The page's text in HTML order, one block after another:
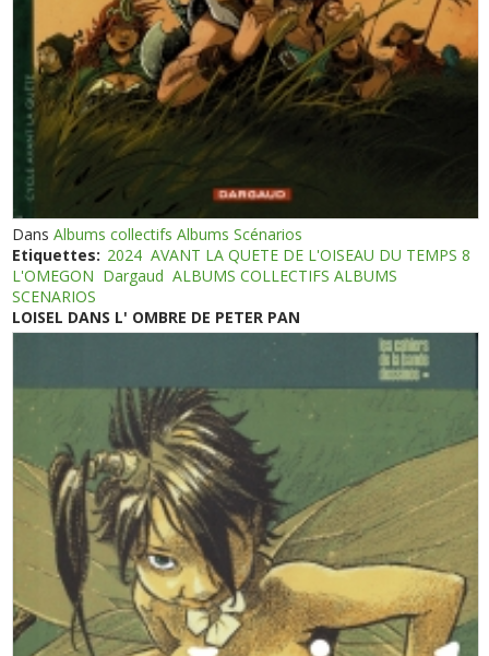
DansAlbums collectifs Albums Scénarios
Etiquettes: 2024 AVANT LA QUETE DE L'OISEAU DU TEMPS 8
L'OMEGON Dargaud ALBUMS COLLECTIFS ALBUMS
SCENARIOS
LOISEL DANS L' OMBRE DE PETER PAN